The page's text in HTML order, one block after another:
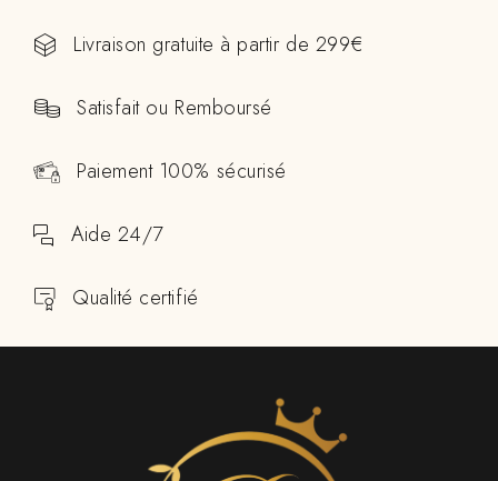
Livraison gratuite à partir de 299€
Satisfait ou Remboursé
Paiement 100% sécurisé
Aide 24/7
Qualité certifié